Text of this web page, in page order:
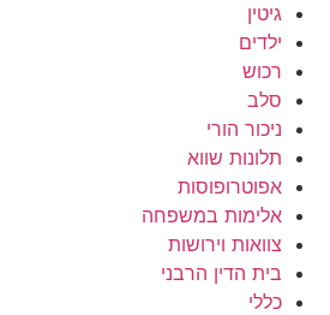
גיטין
ילדים
רכוש
סלב
ניכור הורי
תלונות שווא
אפוטרופוסות
אלימות במשפחה
צוואות וירושות
בית הדין הרבני
כללי